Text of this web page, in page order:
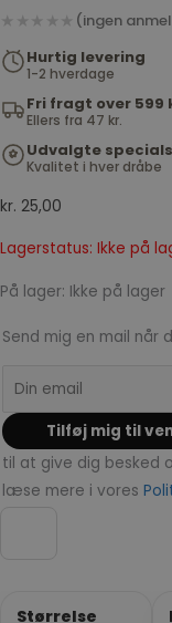
★★★★★ (ingen
Hurtig levering
1-2 hverdage
Fri fragt over 599
Ellers fra 47 kr.
Udvalgte
Kvalitet i hver dråbe
kr. 25,00
Lagerstatus: Ikke på
På lager: Ikke på lager
Send mig en mail når
til at give dig besked
læse mere i vores
Størrelse